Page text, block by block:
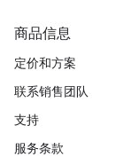
商品信息
定价和方案
联系销售团队
支持
服务条款